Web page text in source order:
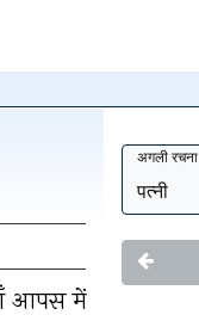
आपस में
अगली रचना
पत्नी